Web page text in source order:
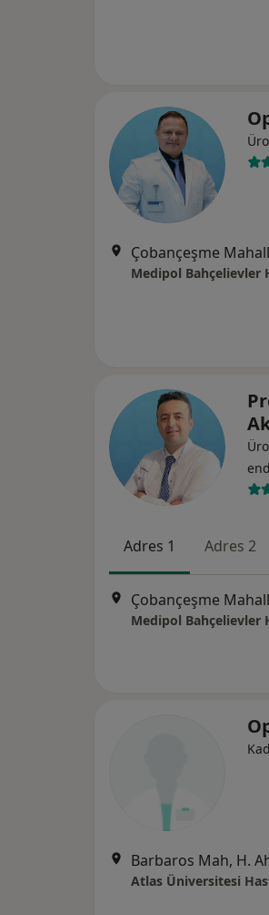
Medipol Bahçelievler
Adres 1 Adres 2
Medipol Bahçelievler
Atlas Üniversitesi